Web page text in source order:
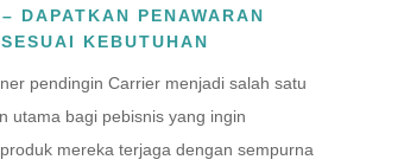
DAPATKAN PENAWARAN
KEBUTUHAN
pendingin Carrier menjadi salah satu
utama bagi pebisnis yang ingin
mereka terjaga dengan sempurna